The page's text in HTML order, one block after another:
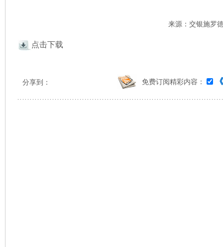
来源：交银施罗
点击下载
分享到： 免费订阅精彩内容：